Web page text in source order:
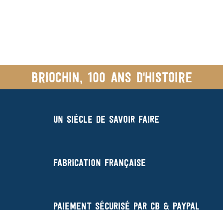
Briochin, 100 ans d'histoire
Un siècle de savoir faire
Fabrication française
Paiement sécurisé par CB & Paypal